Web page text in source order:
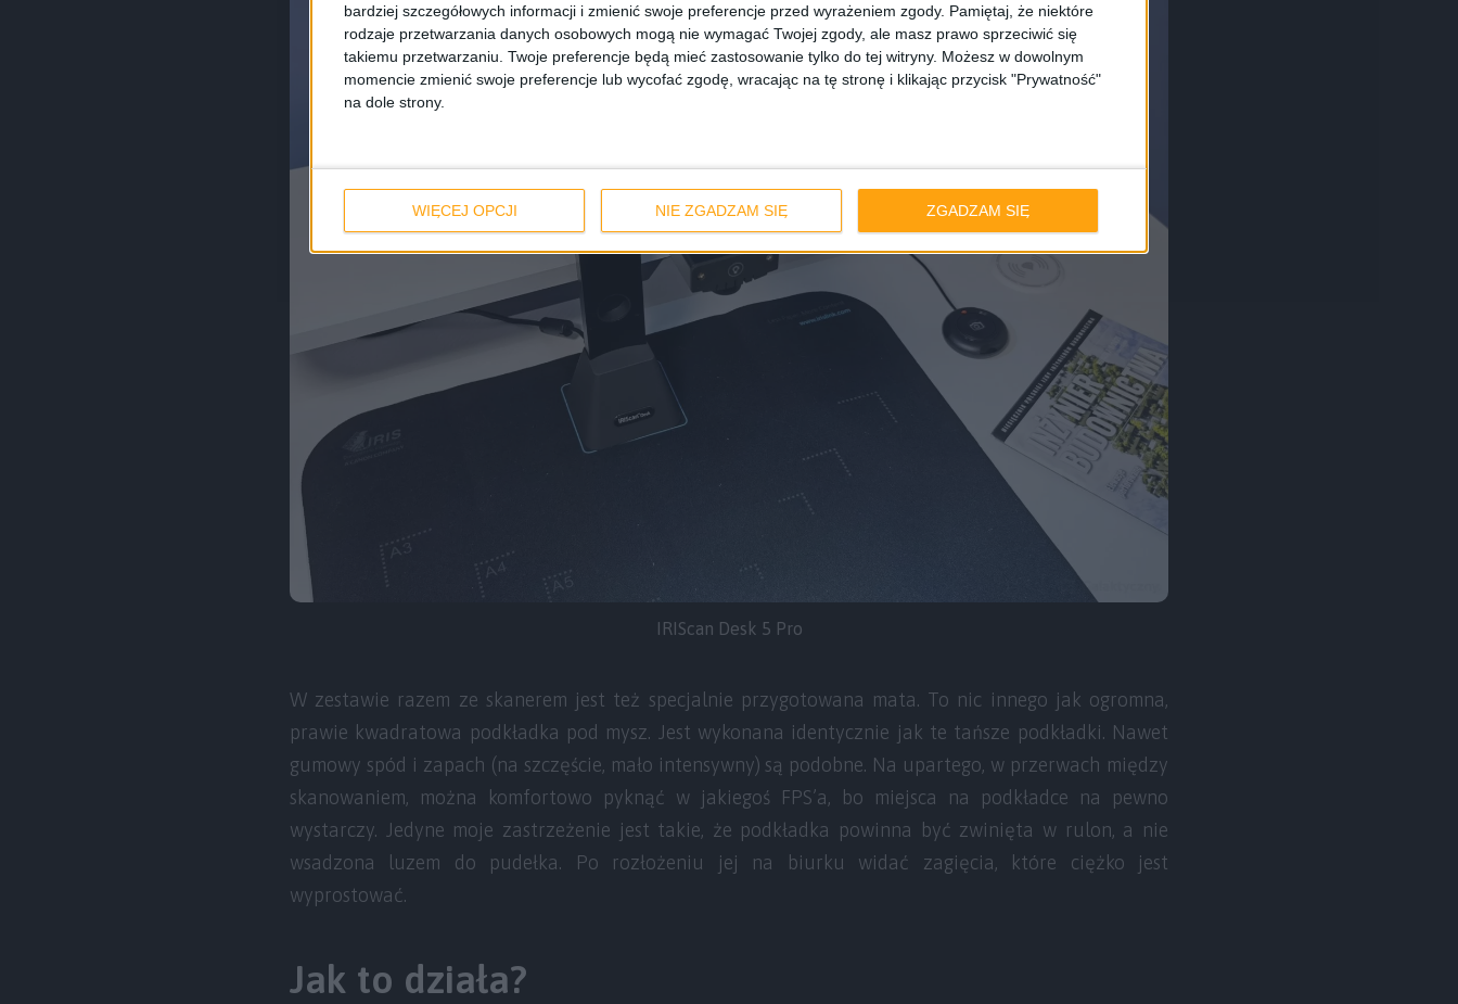
bardziej szczegółowych informacji i zmienić swoje preferencje przed wyrażeniem zgody. Pamiętaj, że niektóre
rodzaje przetwarzania danych osobowych mogą nie wymagać Twojej zgody, ale masz prawo sprzeciwić się
takiemu przetwarzaniu. Twoje preferencje będą mieć zastosowanie tylko do tej witryny. Możesz w dowolnym
momencie zmienić swoje preferencje lub wycofać zgodę, wracając na tę stronę i klikając przycisk "Prywatność"
na dole strony.
WIĘCEJ OPCJI NIE ZGADZAM SIĘ ZGADZAM SIĘ
IRIScan Desk 5 Pro
W zestawie razem ze skanerem jest też specjalnie przygotowana mata. To nic innego jak ogromna,
prawie kwadratowa podkładka pod mysz. Jest wykonana identycznie jak te tańsze podkładki. Nawet
gumowy spód i zapach (na szczęście, mało intensywny) są podobne. Na upartego, w przerwach między
skanowaniem, można komfortowo pyknąć w jakiegoś FPS’a, bo miejsca na podkładce na pewno
wystarczy. Jedyne moje zastrzeżenie jest takie, że podkładka powinna być zwinięta w rulon, a nie
wsadzona luzem do pudełka. Po rozłożeniu jej na biurku widać zagięcia, które ciężko jest
wyprostować.
Jak to działa?